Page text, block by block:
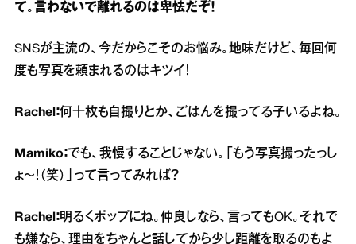
て。言わないで離れるのは卑怯だぞ！
SNSが主流の、今だからこそのお悩み。地味だけど、毎回何
度も写真を頼まれるのはキツイ！
Rachel：何十枚も自撮りとか、ごはんを撮ってる子いるよね。
Mamiko： でも、我慢することじゃない。「もう写真撮ったっし
ょ～！（笑）」って言ってみれば？
Rachel：明るくポップにね。仲良しなら、言ってもOK。それで
も嫌なら、理由をちゃんと話してから少し距離を取るのもよ